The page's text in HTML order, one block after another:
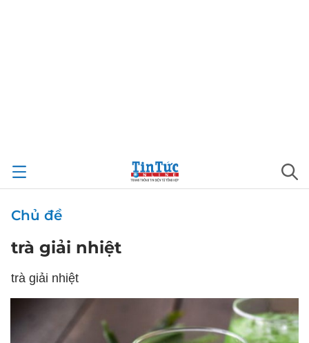
Chủ đề
trà giải nhiệt
trà giải nhiệt